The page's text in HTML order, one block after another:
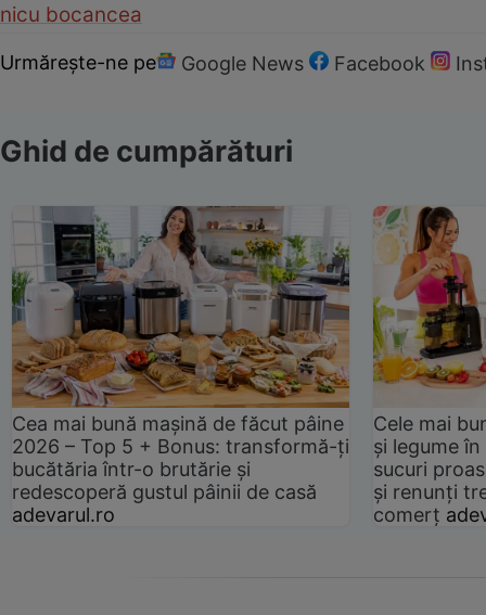
nicu bocancea
Urmărește-ne pe Google News Facebook
Ghid de cumpărături
Cea mai bună mașină de făcut pâine
2026 – Top 5 + Bonus: transformă-ți
bucătăria într-o brutărie și
redescoperă gustul pâinii de casă
adevarul.ro
Cele mai
și legume
sucuri
și renunți
comerț